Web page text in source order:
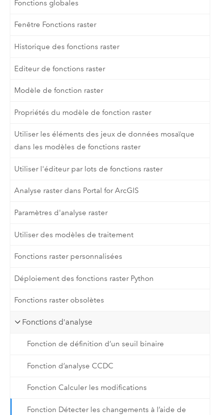
Fonctions globales
Fenêtre Fonctions raster
Historique des fonctions raster
Editeur de fonctions raster
Modèle de fonction raster
Propriétés du modèle de fonction raster
Utiliser les éléments des jeux de données mosaïque
dans les modèles de fonctions raster
Utiliser l'éditeur par lots de fonctions raster
Analyse raster dans Portal for ArcGIS
Paramètres d'analyse raster
Utiliser des modèles de traitement
Fonctions raster personnalisées
Déploiement des fonctions raster Python
Fonctions raster obsolètes
Fonctions d'analyse
Fonction de définition d’un seuil binaire
Fonction d’analyse CCDC
Fonction Calculer les modifications
Fonction Détecter les changements à l’aide de